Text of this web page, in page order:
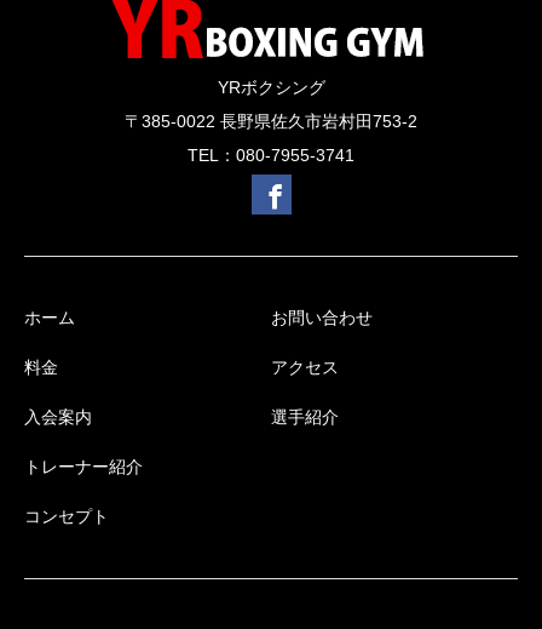
YRボクシング
〒385-0022 長野県佐久市岩村田753-2
TEL：080-7955-3741
ホーム
料金
入会案内
トレーナー紹介
コンセプト
お問い合わせ
アクセス
選手紹介